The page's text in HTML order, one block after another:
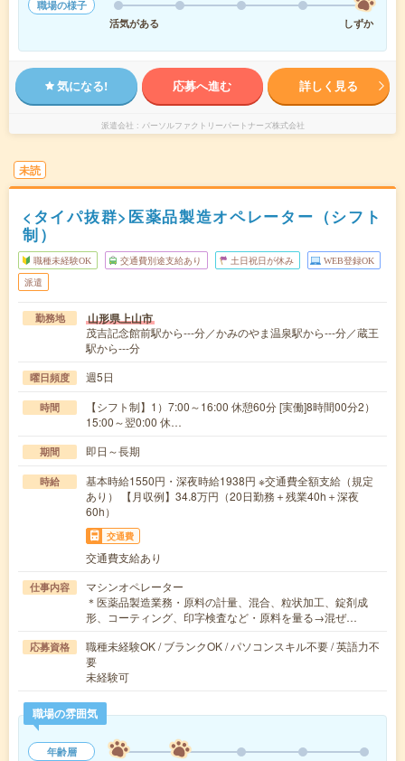
職場の様子
活気がある
しずか
気になる! 応募へ進む 詳しく見る
派遣会社 パーソルファクトリーパートナーズ株式会社
未読
<タイパ抜群>医薬品製造オペレーター（シフト
制）
職種未経験OK 交通費別途支給あり 土日祝日が休み WEB登録OK
派遣
勤務地 山形県上山市
茂吉記念館前駅から---分／かみのやま温泉駅から---分／蔵王
駅から---分
曜日頻度 週5日
時間
【シフト制】1）7:00～16:00 休憩60分 [実働]8時間00分2）
15:00～翌0:00 休…
期間 即日～長期
時給
基本時給1550円・深夜時給1938円 ※交通費全額支給（規定
あり） 【月収例】34.8万円（20日勤務＋残業40h＋深夜
60h）
交通費
交通費支給あり
仕事内容
マシンオペレーター
＊医薬品製造業務・原料の計量、混合、粒状加工、錠剤成
形、コーティング、印字検査など・原料を量る→混ぜ…
応募資格
職種未経験OK / ブランクOK / パソコンスキル不要 / 英語力不
要
未経験可
職場の雰囲気
年齢層